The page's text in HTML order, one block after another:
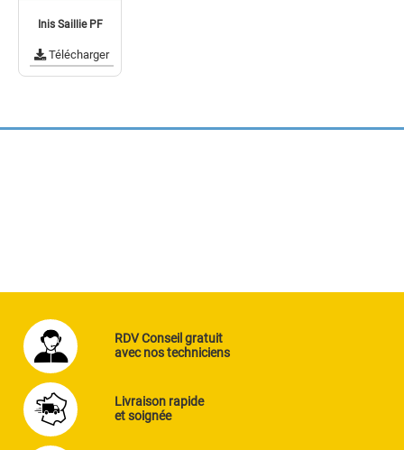
Inis Saillie PF
Télécharger
RDV Conseil gratuit
avec nos techniciens
Livraison rapide
et soignée